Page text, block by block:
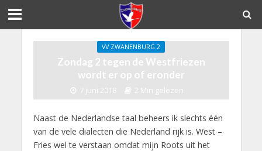
VV ZWANENBURG 2
Zondag 2 tegen de Westfriezen
wordt er op of eronder
7 juni 2018 2 Min gelezen
Naast de Nederlandse taal beheers ik slechts één
van de vele dialecten die Nederland rijk is. West –
Fries wel te verstaan omdat mijn Roots uit het